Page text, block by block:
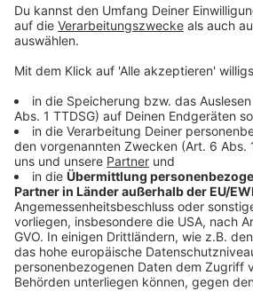
Münster (Schweinemast)
Georg Schulze Dieckhoff,
48157 Münster (Kälber)
(Kühe)
Anzeige
Anzeige